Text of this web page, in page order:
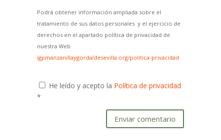
Podrá obtener información ampliada sobre el
tratamiento de sus datos personales y el ejercicio de
derechos en el apartado política de privacidad de
nuestra Web
igpmanzanillaygordaldesevilla.org/politica-privacidad
He leído y acepto la Política de privacidad
*
Enviar comentario